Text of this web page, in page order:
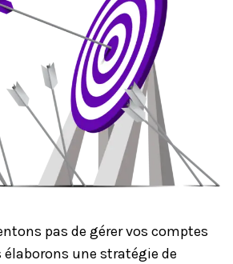
pas de gérer vos comptes
une stratégie de